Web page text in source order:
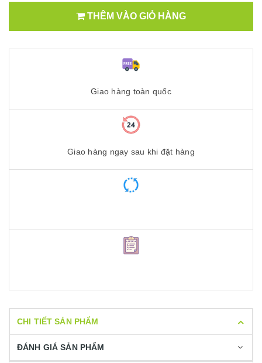
THÊM VÀO GIỎ HÀNG
Giao hàng toàn quốc
Giao hàng ngay sau khi đặt hàng
CHI TIẾT SẢN PHẨM
ĐÁNH GIÁ SẢN PHẨM